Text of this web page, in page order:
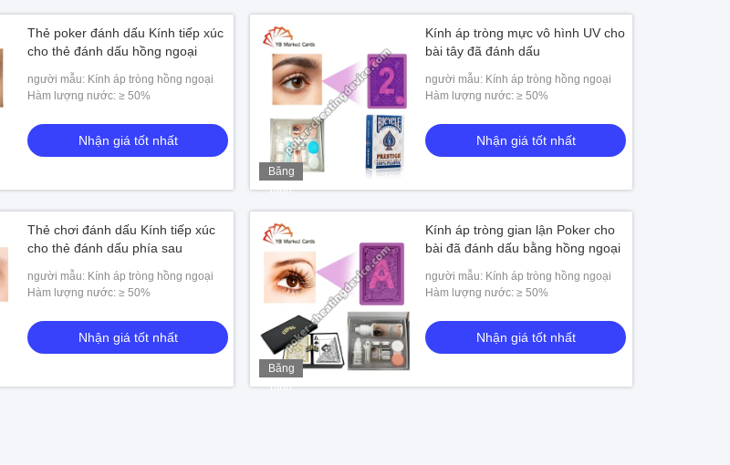
Thẻ poker đánh dấu Kính tiếp xúc
cho thẻ đánh dấu hồng ngoại
người mẫu: Kính áp tròng hồng ngoại
Hàm lượng nước: ≥ 50%
Nhận giá tốt nhất
Băng
hình
Kính áp tròng mực vô hình UV cho
bài tây đã đánh dấu
người mẫu: Kính áp tròng hồng ngoại
Hàm lượng nước: ≥ 50%
Nhận giá tốt nhất
Thẻ chơi đánh dấu Kính tiếp xúc
cho thẻ đánh dấu phía sau
người mẫu: Kính áp tròng hồng ngoại
Hàm lượng nước: ≥ 50%
Nhận giá tốt nhất
Băng
hình
Kính áp tròng gian lận Poker cho
bài đã đánh dấu bằng hồng ngoại
người mẫu: Kính áp tròng hồng ngoại
Hàm lượng nước: ≥ 50%
Nhận giá tốt nhất